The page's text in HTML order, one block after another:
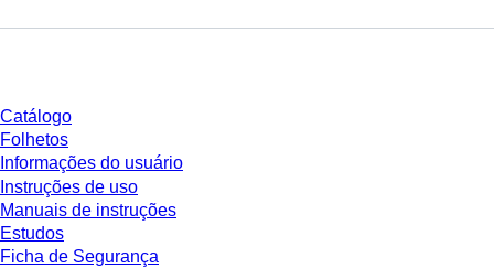
Catálogo
Folhetos
Informações do usuário
Instruções de uso
Manuais de instruções
Estudos
Ficha de Segurança